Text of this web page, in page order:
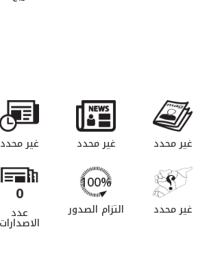
غير محدد غير محدد غير محدد
غير محدد
100%
التزام الصدور
0
عدد
الاصدارات